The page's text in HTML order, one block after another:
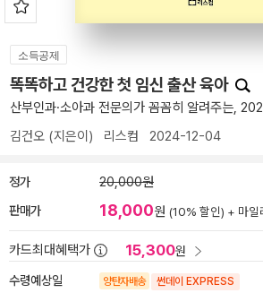
소득공제
똑똑하고 건강한 첫 임신 출산 육아
산부인과·소아과 전문의가 꼼꼼히 알려주는,
김건오 (지은이) 리스컴 2024-12-04
정가 20,000원
판매가 18,000원 (10% 할인) + 마
카드최대혜택가 15,300원
수령예상일 양탄자배송 썬데이 EXPRESS